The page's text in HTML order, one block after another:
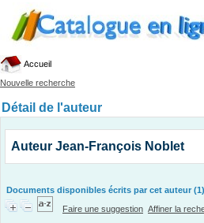
Accueil
Nouvelle recherche
Détail de l'auteur
Auteur Jean-François Noblet
Documents disponibles écrits par cet auteur (1)
Faire une suggestion Affiner la